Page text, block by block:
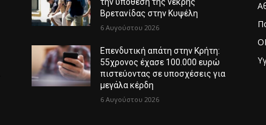
Βρετανίδας στην Κυψέλη
6 Αυγούστου 2026
Επενδυτική απάτη στην Κρήτη:
55χρονος έχασε 100.000 ευρώ
πιστεύοντας σε υποσχέσεις για
μεγάλα κέρδη
6 Αυγούστου 2026